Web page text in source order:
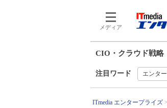
メディア
CIO・クラウド戦略
注目ワード エンタ
ITmedia エンタープライズ